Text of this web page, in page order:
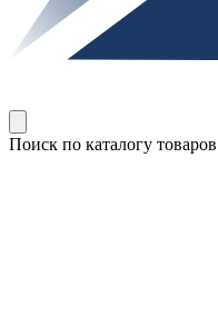
Поиск по каталогу товаров